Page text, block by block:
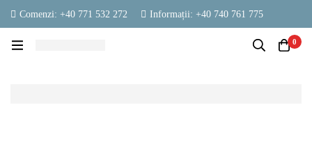
Comenzi: +40 771 532 272
Informații: +40 740 761 775
Sâmbătă: 06:00 - 13:00
0